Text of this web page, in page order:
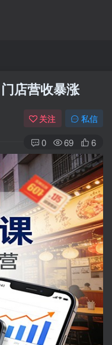
店营收暴涨
关注 私信
0 69 6